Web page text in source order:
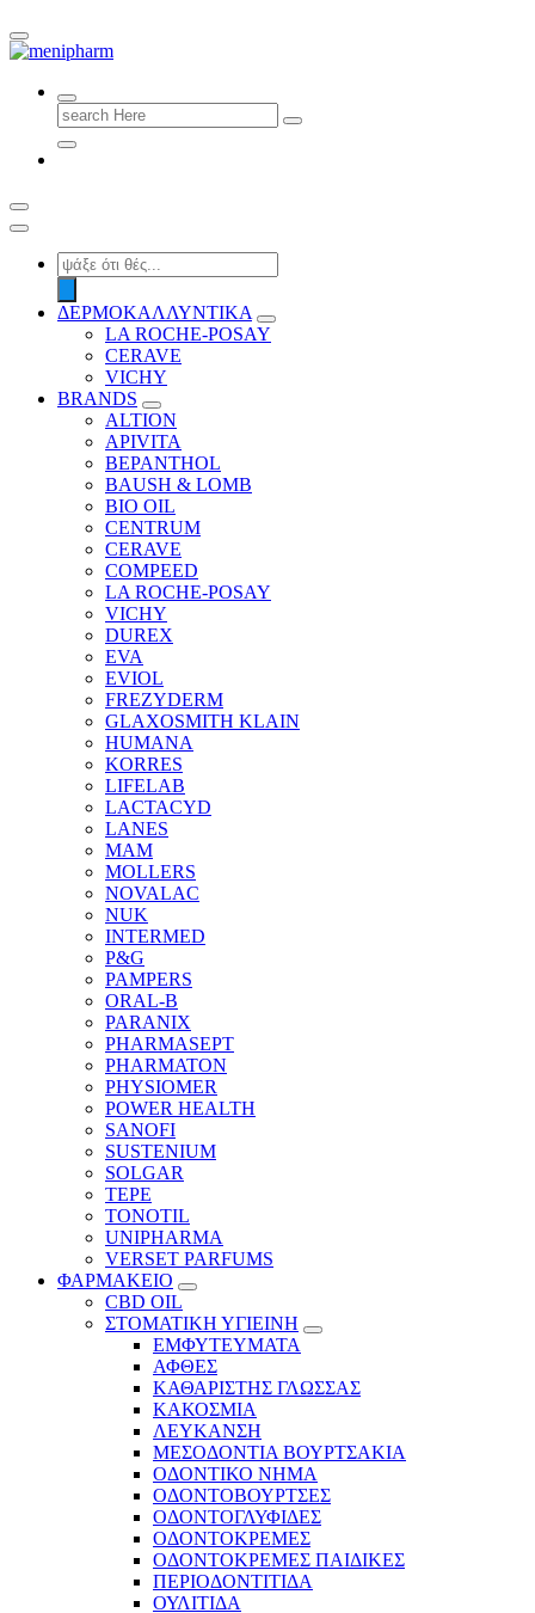
shop 2 easily
Search
for:
Products
search
ΔΕΡΜΟΚΑΛΛΥΝΤΙΚΑ
LA ROCHE-POSAY
CERAVE
VICHY
BRANDS
ALTION
APIVITA
BEPANTHOL
BAUSH & LOMB
BIO OIL
CENTRUM
CERAVE
COMPEED
LA ROCHE-POSAY
VICHY
DUREX
EVA
EVIOL
FREZYDERM
GLAXOSMITH KLAIN
HUMANA
KORRES
LIFELAB
LACTACYD
LANES
MAM
MOLLERS
NOVALAC
NUK
INTERMED
P&G
PAMPERS
ORAL-B
PARANIX
PHARMASEPT
PHARMATON
PHYSIOMER
POWER HEALTH
SANOFI
SUSTENIUM
SOLGAR
TEPE
TONOTIL
UNIPHARMA
VERSET PARFUMS
ΦΑΡΜΑΚΕΙΟ
CBD OIL
ΣΤΟΜΑΤΙΚΗ ΥΓΙΕΙΝΗ
ΕΜΦΥΤΕΥΜΑΤΑ
ΑΦΘΕΣ
ΚΑΘΑΡΙΣΤΗΣ ΓΛΩΣΣΑΣ
ΚΑΚΟΣΜΙΑ
ΛΕΥΚΑΝΣΗ
ΜΕΣΟΔΟΝΤΙΑ ΒΟΥΡΤΣΑΚΙΑ
ΟΔΟΝΤΙΚΟ ΝΗΜΑ
ΟΔΟΝΤΟΒΟΥΡΤΣΕΣ
ΟΔΟΝΤΟΓΛΥΦΙΔΕΣ
ΟΔΟΝΤΟΚΡΕΜΕΣ
ΟΔΟΝΤΟΚΡΕΜΕΣ ΠΑΙΔΙΚΕΣ
ΠΕΡΙΟΔΟΝΤΙΤΙΔΑ
ΟΥΛΙΤΙΔΑ